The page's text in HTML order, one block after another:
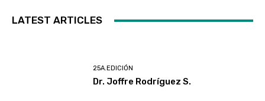
LATEST ARTICLES
25A.EDICIÓN
Dr. Joffre Rodríguez S.